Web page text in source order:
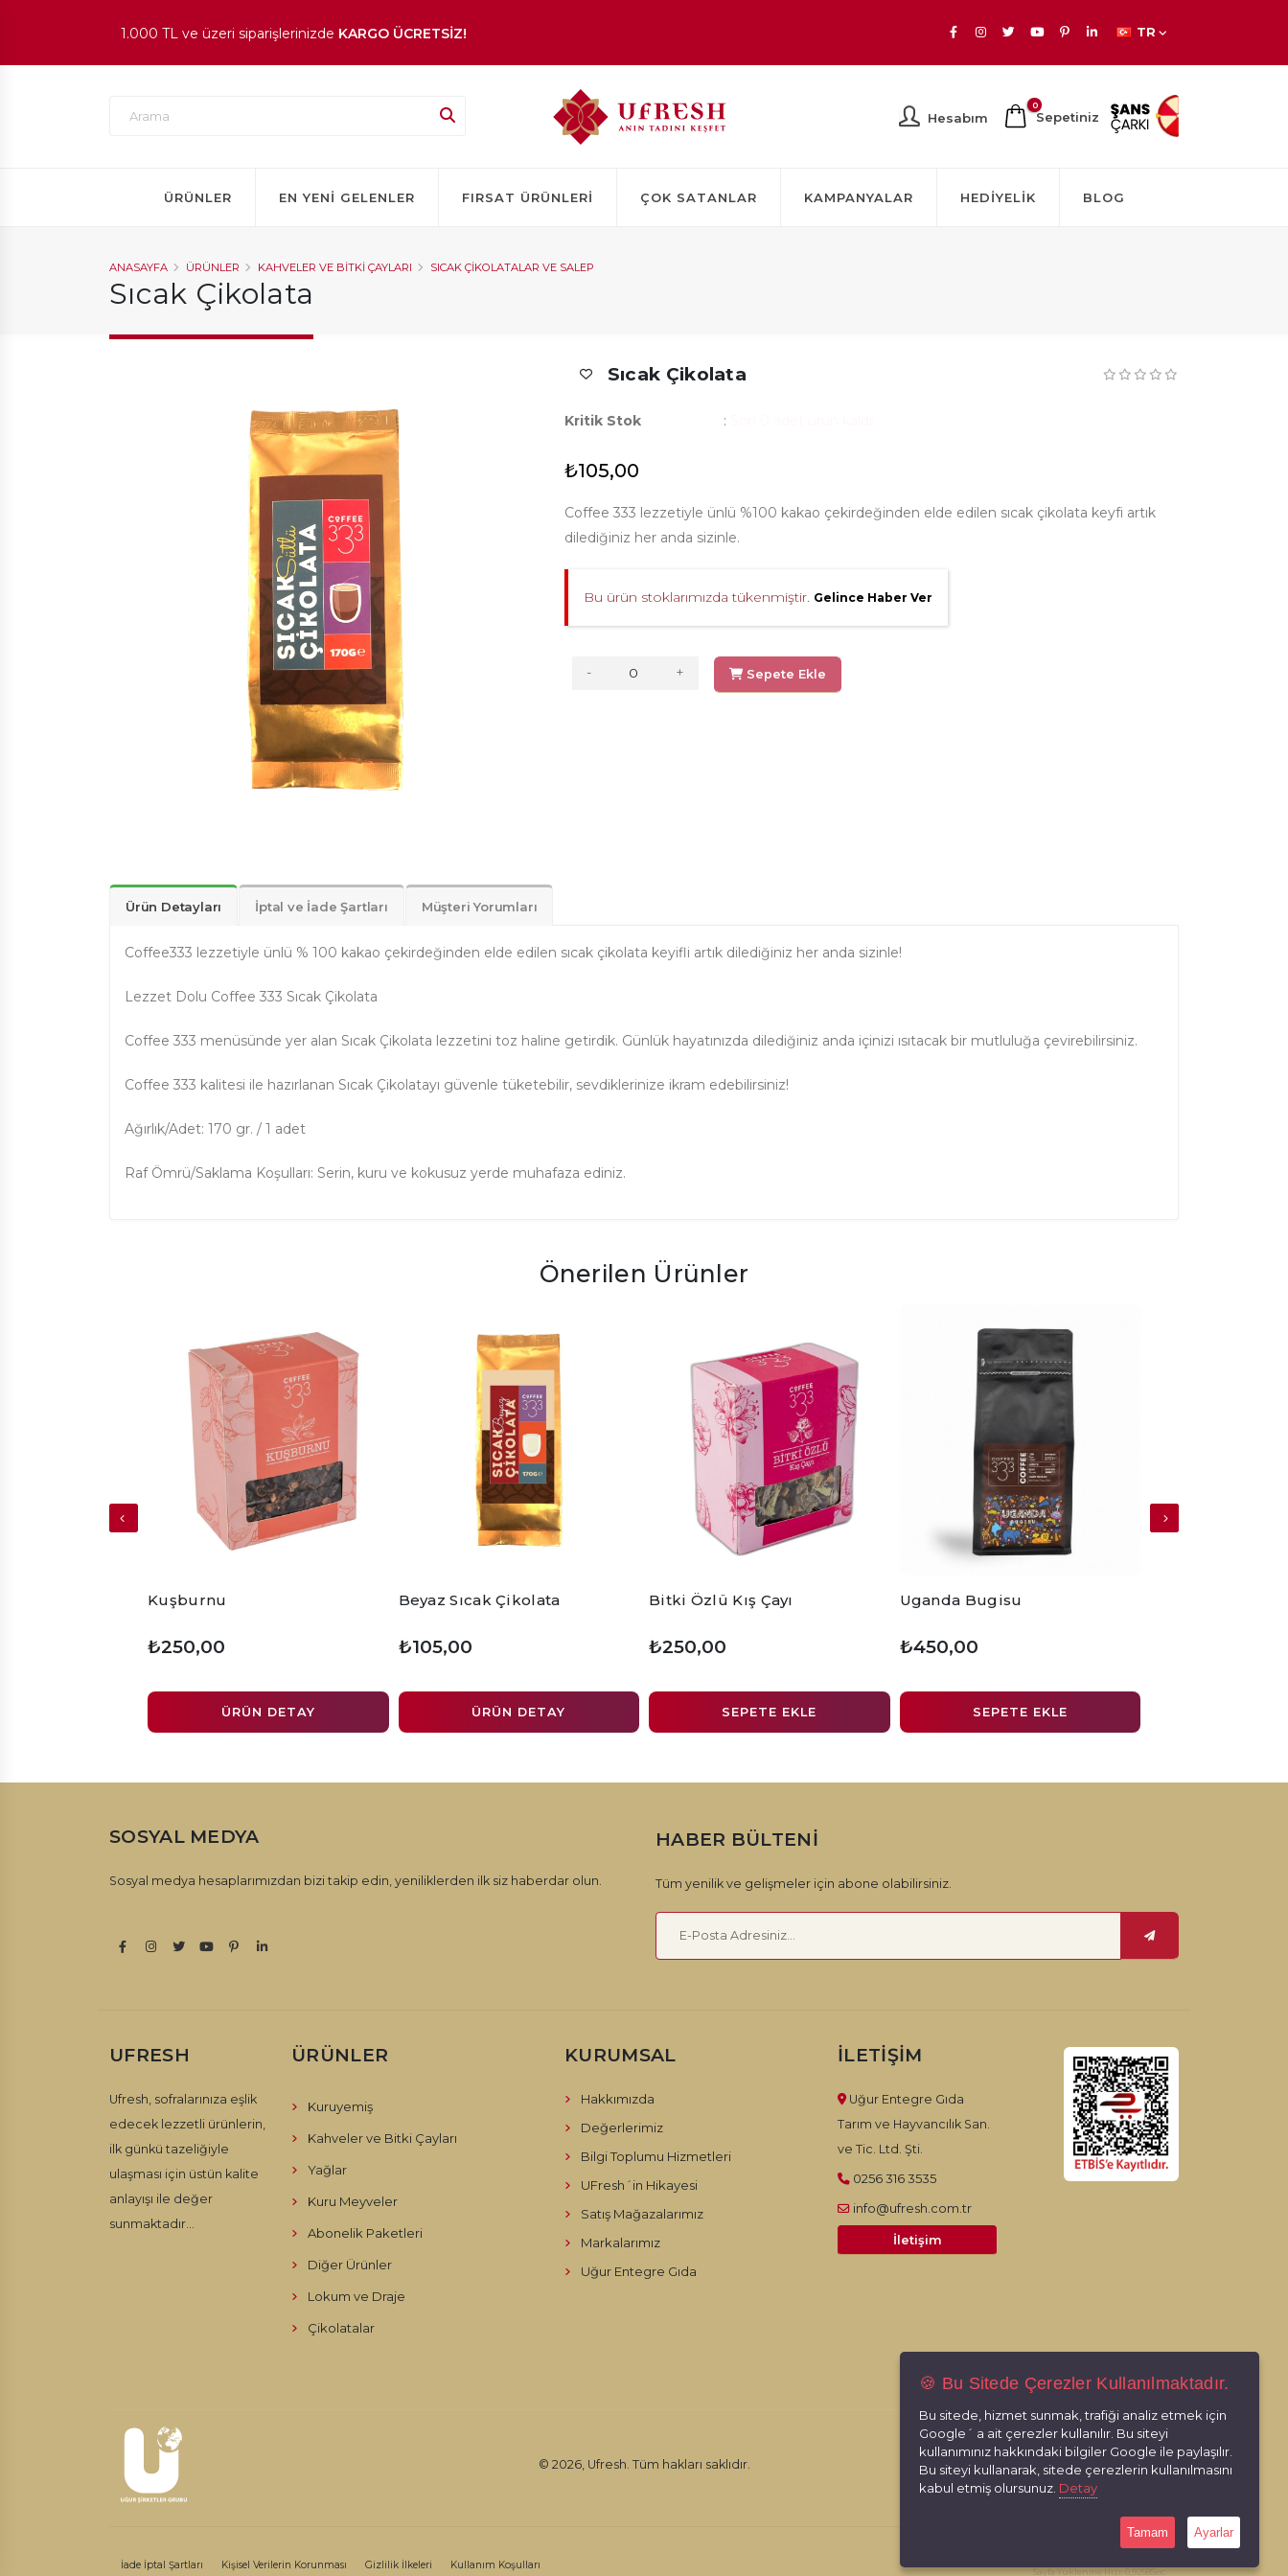
1.000 TL ve üzeri siparişlerinizde KARGO ÜCRETSİZ!
En beğenilen ürünlerdeİNDİRİMfırsatı!
TR
Hesabım
0
Sepetiniz
ÜRÜNLER EN YENI GELENLER FIRSAT ÜRÜNLERI ÇOK SATANLAR KAMPANYALAR HEDIYELIK BLOG
ANASAYFA ÜRÜNLER KAHVELER VE BITKI ÇAYLARI SICAK ÇIKOLATALAR VE SALEP
Sıcak Çikolata
Sıcak Çikolata
Kritik Stok :
₺105,00
Coffee 333 lezzetiyle ünlü %100 kakao çekirdeğinden elde edilen sıcak çikolata keyfi artık
dilediğiniz her anda sizinle.
Bu ürün stoklarımızda tükenmiştir. Gelince Haber Ver
- + Sepete Ekle
Ürün Detayları İptal ve İade Şartları Müşteri Yorumları
Coffee333 lezzetiyle ünlü % 100 kakao çekirdeğinden elde edilen sıcak çikolata keyifli artık dilediğiniz her anda sizinle!
Lezzet Dolu Coffee 333 Sıcak Çikolata
Coffee 333 menüsünde yer alan Sıcak Çikolata lezzetini toz haline getirdik. Günlük hayatınızda dilediğiniz anda içinizi ısıtacak bir mutluluğa çevirebilirsiniz.
Coffee 333 kalitesi ile hazırlanan Sıcak Çikolatayı güvenle tüketebilir, sevdiklerinize ikram edebilirsiniz!
Ağırlık/Adet: 170 gr. / 1 adet
Raf Ömrü/Saklama Koşulları: Serin, kuru ve kokusuz yerde muhafaza ediniz.
Önerilen Ürünler
Kuşburnu
₺250,00
ÜRÜN DETAY
Beyaz Sıcak Çikolata
₺105,00
ÜRÜN DETAY
Bitki Özlü Kış Çayı
₺250,00
SEPETE EKLE
Uganda Bugisu
₺450,00
SEPETE EKLE
SOSYAL MEDYA
Sosyal medya hesaplarımızdan bizi takip edin, yeniliklerden ilk siz haberdar olun.
HABER BÜLTENI
Tüm yenilik ve gelişmeler için abone olabilirsiniz.
UFRESH
Ufresh, sofralarınıza eşlik
edecek lezzetli ürünlerin,
ilk günkü tazeliğiyle
ulaşması için üstün kalite
anlayışı ile değer
sunmaktadır...
ÜRÜNLER
Kuruyemiş
Kahveler ve Bitki Çayları
Yağlar
Kuru Meyveler
Abonelik Paketleri
Diğer Ürünler
Lokum ve Draje
Çikolatalar
KURUMSAL
Hakkımızda
Değerlerimiz
Bilgi Toplumu Hizmetleri
UFresh´in Hikayesi
Satış Mağazalarımız
Markalarımız
Uğur Entegre Gıda
İLETIŞIM
Uğur Entegre Gıda
Tarım ve Hayvancılık San.
ve Tic. Ltd. Şti.
0256 316 3535
info@ufresh.com.tr
İletişim
© 2026, Ufresh. Tüm hakları saklıdır.
İade İptal Şartları Kişisel Verilerin Korunması Gizlilik İlkeleri Kullanım Koşulları
Sayfa Yüklenme Hızı: 0,9258Sec.
🍪 Bu Sitede Çerezler Kullanılmaktadır.
Bu sitede, hizmet sunmak, trafiği analiz etmek için
Google´ a ait çerezler kullanılır. Bu siteyi
kullanımınız hakkındaki bilgiler Google ile paylaşılır.
Bu siteyi kullanarak, sitede çerezlerin kullanılmasını
kabul etmiş olursunuz. Detay
Tamam Ayarlar